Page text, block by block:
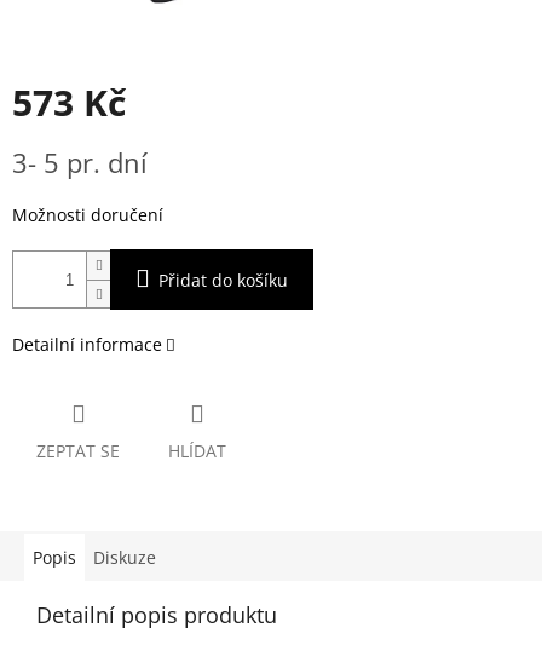
573 Kč
cena:
3- 5 pr. dní
Možnosti doručení
Přidat do košíku
Detailní informace
ZEPTAT SE HLÍDAT
Popis Diskuze
Detailní popis produktu